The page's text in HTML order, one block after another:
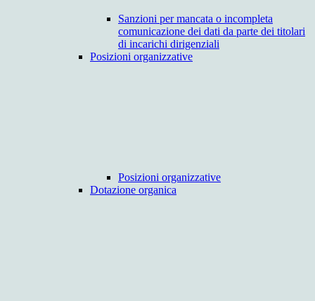
Sanzioni per mancata o incompleta
comunicazione dei dati da parte dei titolari
di incarichi dirigenziali
Posizioni organizzative
Posizioni organizzative
Dotazione organica